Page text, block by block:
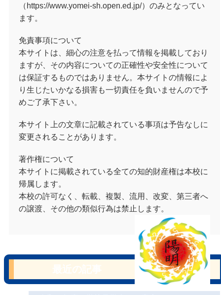
（https://www.yomei-sh.open.ed.jp/）のみとなってい
ます。
免責事項について
本サイトは、細心の注意を払って情報を掲載しており
ますが、その内容についての正確性や安全性について
は保証するものではありません。本サイトの情報によ
り生じたいかなる損害も一切責任を負いませんので予
めご了承下さい。
本サイト上の文章に記載されている事項は予告なしに
変更されることがあります。
著作権について
本サイトに掲載されている全ての知的財産権は本校に
帰属します。
本校の許可なく、転載、複製、流用、改変、第三者へ
の譲渡、その他の類似行為は禁止します。